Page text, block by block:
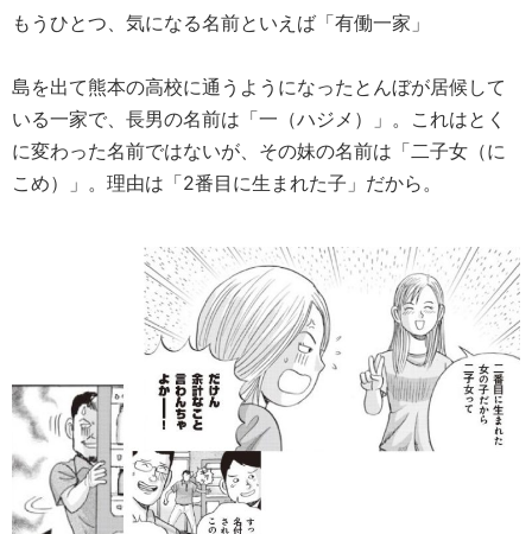
もうひとつ、気になる名前といえば「有働一家」
島を出て熊本の高校に通うようになったとんぼが居候して
いる一家で、長男の名前は「一（ハジメ）」。これはとく
に変わった名前ではないが、その妹の名前は「二子女（に
こめ）」。理由は「2番目に生まれた子」だから。